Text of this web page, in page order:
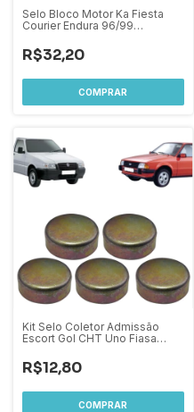
Selo Bloco Motor Ka Fiesta
Courier Endura 96/99
R$32,20
Kit Selo Coletor Admissão
Escort Gol CHT Uno Fiasa
R$12,80